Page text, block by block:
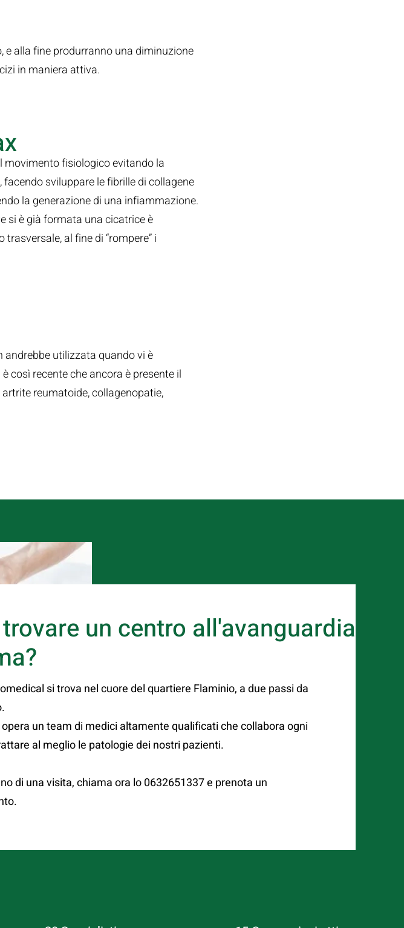
e alla fine produrranno una diminuzione
in maniera attiva.
movimento fisiologico evitando la
sviluppare le fibrille di collagene
la generazione di una infiammazione.
si è già formata una cicatrice è
al fine di “rompere” i
utilizzata quando vi è
così recente che ancora è presente il
reumatoide, collagenopatie,
un centro all'avanguardia
si trova nel cuore del quartiere Flaminio, a due passi da
un team di medici altamente qualificati che collabora ogni
al meglio le patologie dei nostri pazienti.
di una visita, chiama ora lo 0632651337 e prenota un